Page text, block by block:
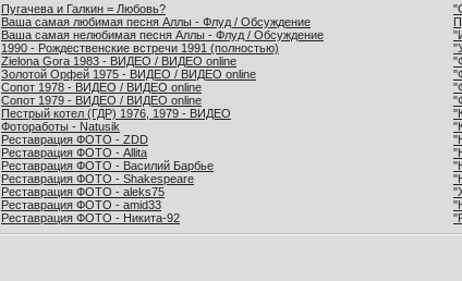
Пугачева и Галкин = Любовь?
Ваша самая любимая песня Аллы - Флуд / Обсуждение
Ваша самая нелюбимая песня Аллы - Флуд / Обсуждение
1990 - Рождественские встречи 1991 (полностью)
Zielona Gora 1983 - ВИДЕО / ВИДЕО online
Золотой Орфей 1975 - ВИДЕО / ВИДЕО online
Сопот 1978 - ВИДЕО / ВИДЕО online
Сопот 1979 - ВИДЕО / ВИДЕО online
Пестрый котел (ГДР) 1976, 1979 - ВИДЕО
Фотоработы - Natusik
Реставрация ФОТО - ZDD
Реставрация ФОТО - Allita
Реставрация ФОТО - Василий Барбье
Реставрация ФОТО - Shakespeare
Реставрация ФОТО - aleks75
Реставрация ФОТО - amid33
Реставрация ФОТО - Никита-92